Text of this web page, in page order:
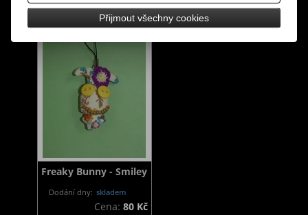
Freaky Bunny - Smiley
Dodání dny: skladem
Cena: 80 Kč
Přijmout všechny cookies